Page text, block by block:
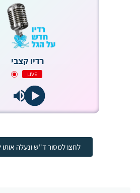
רדיו קצבי
LIVE
לחצו למסור ד"ש ונעלה אותו